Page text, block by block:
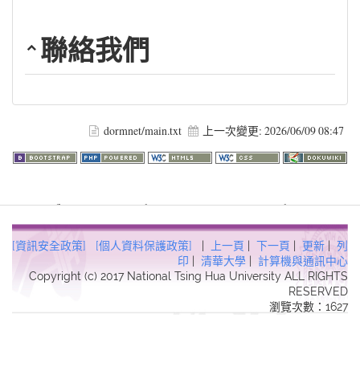
聯絡我們
dormnet/main.txt 上一次變更: 2026/06/09 08:47
[資訊安全政策] [個人資料保護政策] | 上一頁 | 下一頁 | 更新 | 列
印 | 清華大學 | 計算機與通訊中心
Copyright (c) 2017 National Tsing Hua University ALL RIGHTS
RESERVED
瀏覽次數：1627
Warning: file_get_contents(http://www.geoplugin.net/php.gp?
ip=216.73.217.60): failed to open stream: HTTP request failed!
HTTP/1.1 403 Forbidden in
/usr/local/dokuwiki2017/lib/plugins/quickstats/action.phpon line